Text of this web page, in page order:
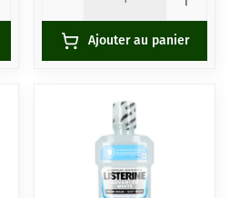
Ajouter au panier